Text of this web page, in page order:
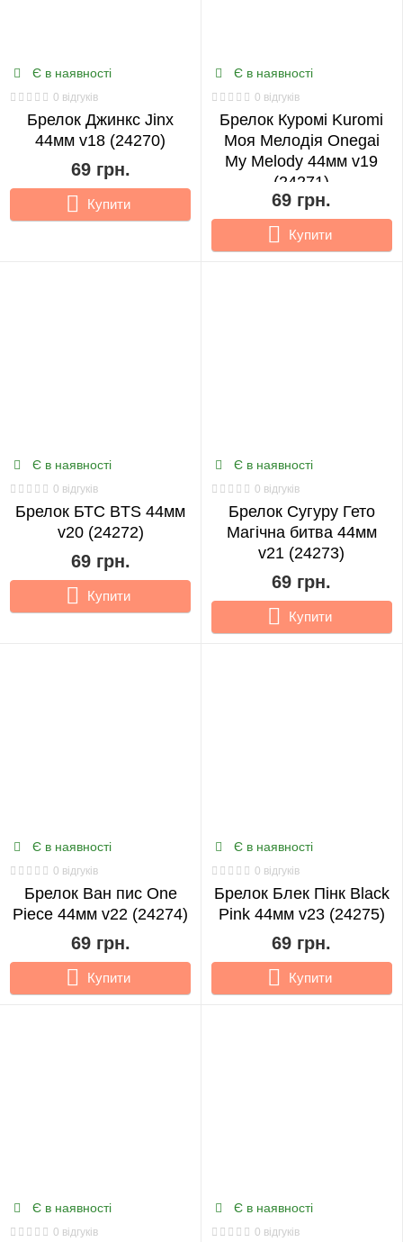
Є в наявності
0 відгуків
Брелок Джинкс Jinx
44мм v18 (24270)
69 грн.
Купити
Є в наявності
0 відгуків
Брелок Куромі Kuromi
Моя Мелодія Onegai
My Melody 44мм v19
(24271)
69 грн.
Купити
Є в наявності
0 відгуків
Брелок БТС BTS 44мм
v20 (24272)
69 грн.
Купити
Є в наявності
0 відгуків
Брелок Сугуру Гето
Магічна битва 44мм
v21 (24273)
69 грн.
Купити
Є в наявності
0 відгуків
Брелок Ван пис One
Piece 44мм v22 (24274)
69 грн.
Купити
Є в наявності
0 відгуків
Брелок Блек Пінк Black
Pink 44мм v23 (24275)
69 грн.
Купити
Є в наявності
0 відгуків
Є в наявності
0 відгуків